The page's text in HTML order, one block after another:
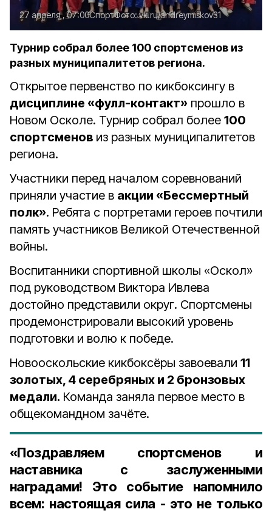
27 апреля , 07:00СпортФото:vk.ru/andreymiskov31
Турнир собрал более 100 спортсменов из
разных муниципалитетов региона.
Открытое первенство по кикбоксингу в
дисциплине «фулл-контакт» прошло в
Новом Осколе. Турнир собрал более 100
спортсменов из разных муниципалитетов
региона.
Участники перед началом соревнований
приняли участие в акции «Бессмертный
полк». Ребята с портретами героев почтили
память участников Великой Отечественной
войны.
Воспитанники спортивной школы «Оскол»
под руководством Виктора Ивлева
достойно представили округ. Спортсмены
продемонстрировали высокий уровень
подготовки и волю к победе.
Новооскольские кикбоксёры завоевали 11
золотых, 4 серебряных и 2 бронзовых
медали. Команда заняла первое место в
общекомандном зачёте.
«Поздравляем спортсменов и
наставника с заслуженными
наградами! Это событие напомнило
всем: настоящая сила - это не только